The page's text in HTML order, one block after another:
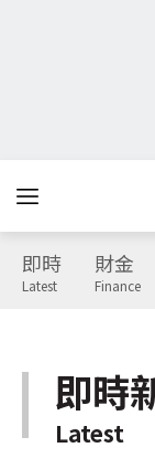
即時
Latest
財金
Finance
即時
Latest